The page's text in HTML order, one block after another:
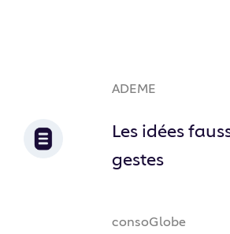
ADEME
Les idées
gestes
consoGlobe